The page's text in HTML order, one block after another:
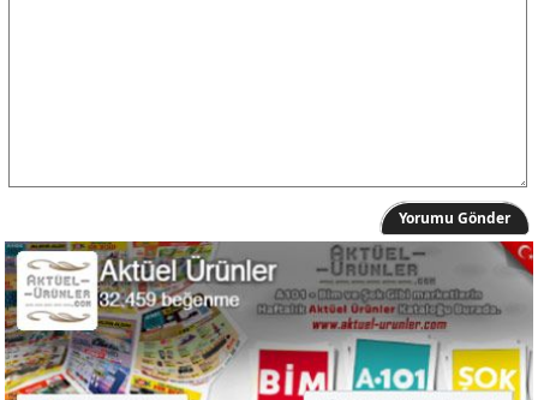
Yorumu Gönder